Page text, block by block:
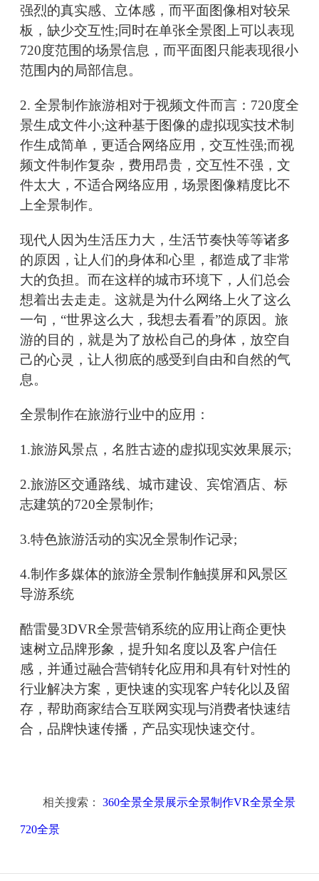
强烈的真实感、立体感，而平面图像相对较呆
板，缺少交互性;同时在单张全景图上可以表现
720度范围的场景信息，而平面图只能表现很小
范围内的局部信息。
2. 全景制作旅游相对于视频文件而言：720度全
景生成文件小;这种基于图像的虚拟现实技术制
作生成简单，更适合网络应用，交互性强;而视
频文件制作复杂，费用昂贵，交互性不强，文
件太大，不适合网络应用，场景图像精度比不
上全景制作。
现代人因为生活压力大，生活节奏快等等诸多
的原因，让人们的身体和心里，都造成了非常
大的负担。而在这样的城市环境下，人们总会
想着出去走走。这就是为什么网络上火了这么
一句，“世界这么大，我想去看看”的原因。旅
游的目的，就是为了放松自己的身体，放空自
己的心灵，让人彻底的感受到自由和自然的气
息。
全景制作在旅游行业中的应用：
1.旅游风景点，名胜古迹的虚拟现实效果展示;
2.旅游区交通路线、城市建设、宾馆酒店、标
志建筑的720全景制作;
3.特色旅游活动的实况全景制作记录;
4.制作多媒体的旅游全景制作触摸屏和风景区
导游系统
酷雷曼3DVR全景营销系统的应用让商企更快
速树立品牌形象，提升知名度以及客户信任
感，并通过融合营销转化应用和具有针对性的
行业解决方案，更快速的实现客户转化以及留
存，帮助商家结合互联网实现与消费者快速结
合，品牌快速传播，产品实现快速交付。
相关搜索： 360全景全景展示全景制作VR全景全景
720全景